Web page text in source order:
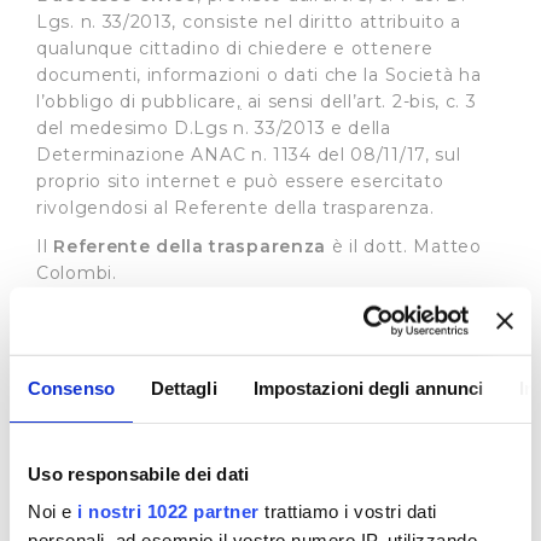
Consenso Dettagli Impostazioni degli annunci
Uso responsabile dei dati
Noi e i nostri 1022 partner trattiamo i vostri dati
Lgs. n. 33/2013, consiste nel diritto attribuito a
qualunque cittadino di chiedere e ottenere
documenti, informazioni o dati che la Società ha
l’obbligo di pubblicare, ai sensi dell’art. 2-bis, c. 3
del medesimo D.Lgs n. 33/2013 e della
Determinazione ANAC n. 1134 del 08/11/17, sul
proprio sito internet e può essere esercitato
rivolgendosi al Referente della trasparenza.
Il Referente della trasparenza è il dott. Matteo
Colombi.
Il recapito appositamente dedicato alla
presentazione di dette istante è il seguente:
accessocivico@publiacqua.it
qualificato e deve essere soddisfatta entro 30
dell’informazione o del dato richiesto sul sito